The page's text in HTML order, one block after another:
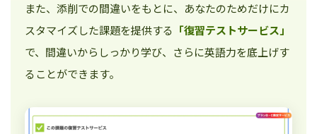
また、添削での間違いをもとに、あなたのためだけにカ
スタマイズした課題を提供する 「復習テストサービス」
で、間違いからしっかり学び、さらに英語力を底上げす
ることができます。